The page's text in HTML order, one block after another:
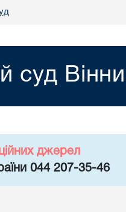
джерел
044 207-35-46